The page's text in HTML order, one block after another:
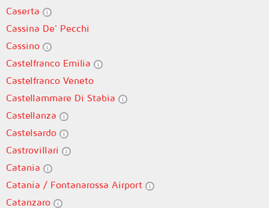
Caserta
Cassina De' Pecchi
Cassino
Castelfranco Emilia
Castelfranco Veneto
Castellammare Di Stabia
Castellanza
Castelsardo
Castrovillari
Catania
Catania / Fontanarossa Airport
Catanzaro